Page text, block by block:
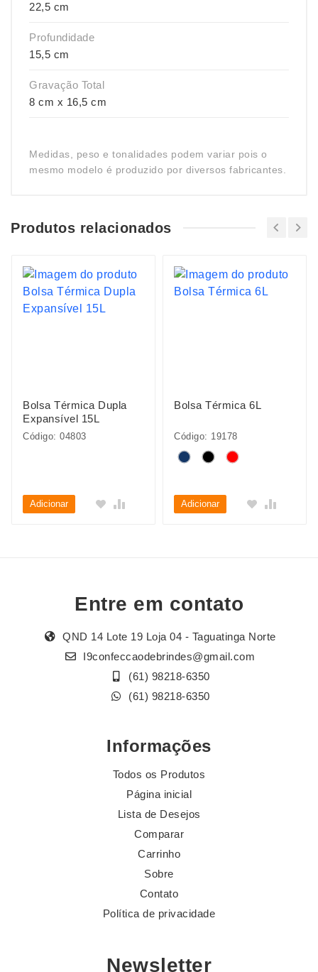
22,5 cm
Profundidade
15,5 cm
Gravação Total
8 cm x 16,5 cm
Medidas, peso e tonalidades podem variar pois o
mesmo modelo é produzido por diversos fabricantes.
Produtos relacionados
Bolsa Térmica Dupla
Expansível 15L
Código: 04803
Adicionar
Bolsa Térmica 6L
Código: 19178
Adicionar
Entre em contato
QND 14 Lote 19 Loja 04 - Taguatinga Norte
I9confeccaodebrindes@gmail.com
(61) 98218-6350
(61) 98218-6350
Informações
Todos os Produtos
Página inicial
Lista de Desejos
Comparar
Carrinho
Sobre
Contato
Política de privacidade
Newsletter